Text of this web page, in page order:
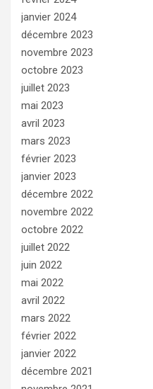
janvier 2024
décembre 2023
novembre 2023
octobre 2023
juillet 2023
mai 2023
avril 2023
mars 2023
février 2023
janvier 2023
décembre 2022
novembre 2022
octobre 2022
juillet 2022
juin 2022
mai 2022
avril 2022
mars 2022
février 2022
janvier 2022
décembre 2021